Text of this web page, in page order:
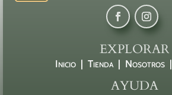
EXPLORAR
Inicio | Tienda | Nosotros |
AYUDA